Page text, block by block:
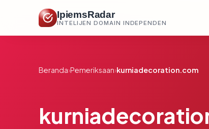
IpiemsRadar
INTELIJEN DOMAIN INDEPENDEN
Beranda›Pemeriksaan›kurniadecoration.com